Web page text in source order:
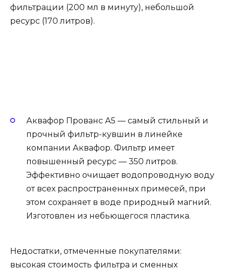
фильтрации (200 мл в минуту), небольшой
ресурс (170 литров).
Аквафор Прованс А5 — самый стильный и
прочный фильтр-кувшин в линейке
компании Аквафор. Фильтр имеет
повышенный ресурс — 350 литров.
Эффективно очищает водопроводную воду
от всех распространенных примесей, при
этом сохраняет в воде природный магний.
Изготовлен из небьющегося пластика.
Недостатки, отмеченные покупателями:
высокая стоимость фильтра и сменных